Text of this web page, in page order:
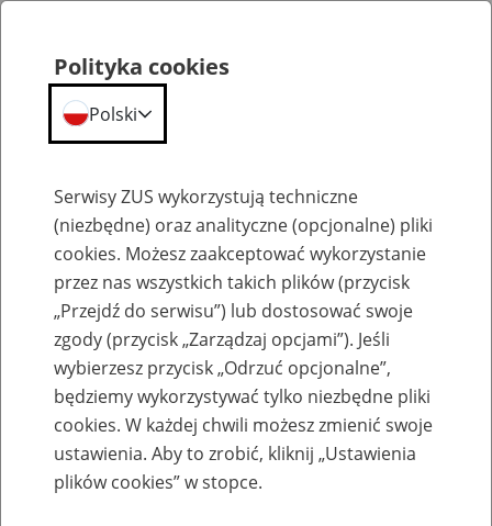
Szkolenia
Zaproś ZUS do siebie - zakładanie profili
eZUS w siedzibie Twojej firmy
Polityka cookies
Polski
Serwisy ZUS wykorzystują techniczne
(niezbędne) oraz analityczne (opcjonalne) pliki
cookies. Możesz zaakceptować wykorzystanie
przez nas wszystkich takich plików (przycisk
„Przejdź do serwisu”) lub dostosować swoje
zgody (przycisk „Zarządzaj opcjami”). Jeśli
wybierzesz przycisk „Odrzuć opcjonalne”,
będziemy wykorzystywać tylko niezbędne pliki
cookies. W każdej chwili możesz zmienić swoje
ustawienia. Aby to zrobić, kliknij „Ustawienia
plików cookies” w stopce.